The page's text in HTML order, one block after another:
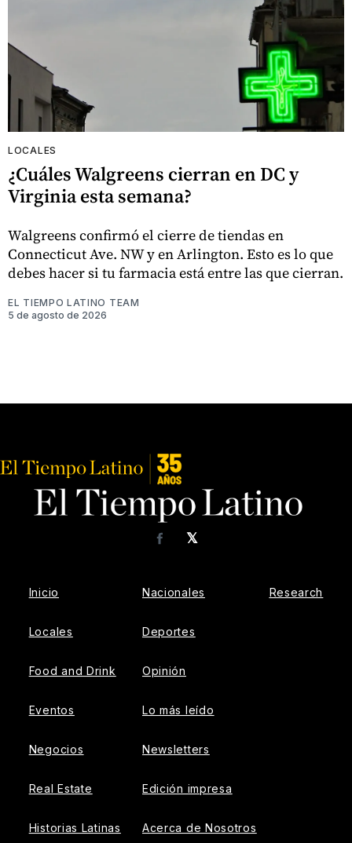
LOCALES
¿Cuáles Walgreens cierran en DC y
Virginia esta semana?
Walgreens confirmó el cierre de tiendas en
Connecticut Ave. NW y en Arlington. Esto es lo que
debes hacer si tu farmacia está entre las que cierran.
EL TIEMPO LATINO TEAM
5 de agosto de 2026
𝕏
Facebook
Inicio
Locales
Food and Drink
Eventos
Negocios
Real Estate
Historias Latinas
Nacionales
Deportes
Opinión
Lo más leído
Newsletters
Edición impresa
Acerca de Nosotros
Research